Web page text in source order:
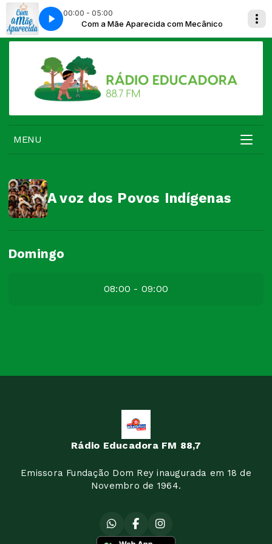
00:00 - 05:00
Mecânico Com a Mãe Aparecida com Mecânico
MENU
A voz dos Povos Indígenas
Domingo
08:00 - 09:00
Rádio Educadora FM 88,7
Emissora Fundação Dom Rey inaugurada em 18 de
Novembro de 1964.